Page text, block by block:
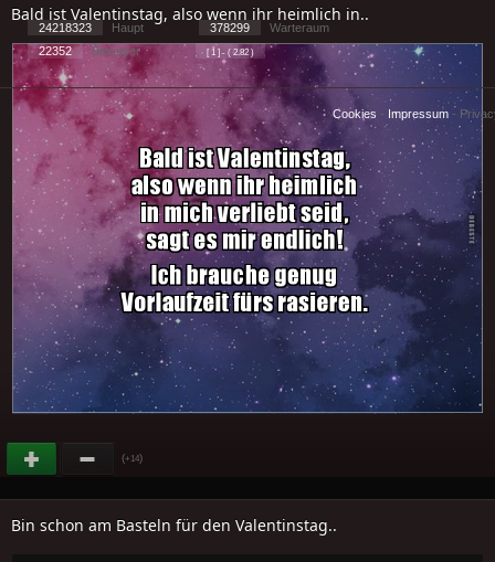
Bald ist Valentinstag, also wenn ihr heimlich in..
(+14)
Bin schon am Basteln für den Valentinstag..
24218323 Haupt 378299
Warteraum
22352
Benutzer [ 1 ] - ( 2.82 )
Cookies - Impressum -